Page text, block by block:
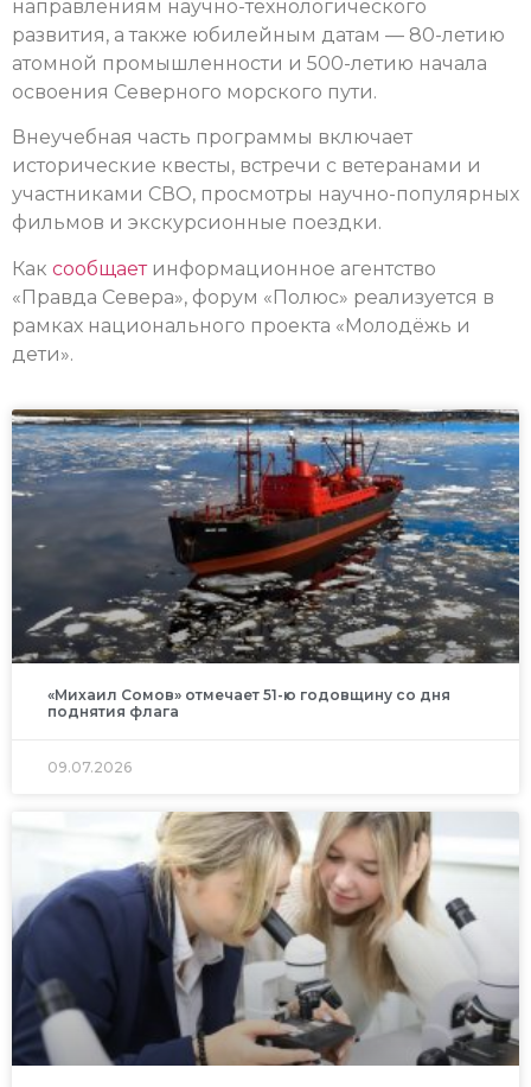
направлениям научно-технологического
развития, а также юбилейным датам — 80-летию
атомной промышленности и 500-летию начала
освоения Северного морского пути.
Внеучебная часть программы включает
исторические квесты, встречи с ветеранами и
участниками СВО, просмотры научно-популярных
фильмов и экскурсионные поездки.
Как сообщаетинформационное агентство
«Правда Севера», форум «Полюс» реализуется в
рамках национального проекта «Молодёжь и
дети».
«Михаил Сомов» отмечает 51-ю годовщину со дня
поднятия флага
09.07.2026